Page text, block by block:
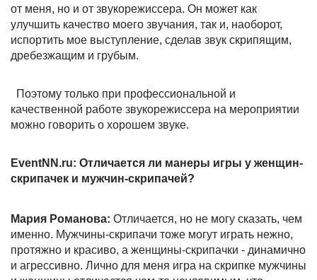
от меня, но и от звукорежиссера. Он может как
улучшить качество моего звучания, так и, наоборот,
испортить мое выступление, сделав звук скрипящим,
дребезжащим и грубым.
Поэтому только при профессиональной и
качественной работе звукорежиссера на мероприятии
можно говорить о хорошем звуке.
EventNN.ru: Отличается ли манеры игры у женщин-
скрипачек и мужчин-скрипачей?
Мария Романова: Отличается, но не могу сказать, чем
именно. Мужчины-скрипачи тоже могут играть нежно,
протяжно и красиво, а женщины-скрипачки - динамично
и агрессивно. Лично для меня игра на скрипке мужчины